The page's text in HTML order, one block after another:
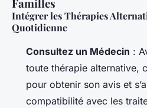
Familles
Intégrer les Thérapies
Quotidienne
Consultez un Médecin :
toute thérapie alternative,
pour obtenir son avis et
compatibilité avec les